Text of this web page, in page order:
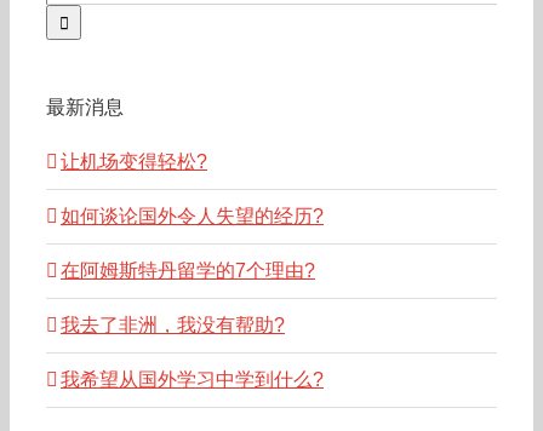
for:
最新消息
让机场变得轻松?
如何谈论国外令人失望的经历?
在阿姆斯特丹留学的7个理由?
我去了非洲，我没有帮助?
我希望从国外学习中学到什么?